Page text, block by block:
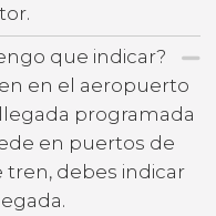
que indicar?
en el aeropuerto
programada
en puertos de
tren, debes indicar